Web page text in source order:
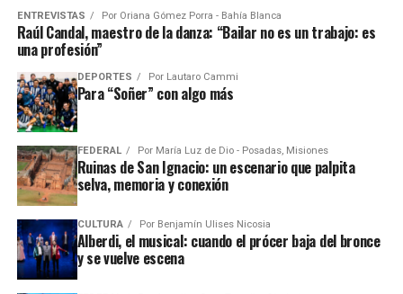
ENTREVISTAS Por Oriana Gómez Porra - Bahía Blanca
Raúl Candal, maestro de la danza: “Bailar no es un trabajo: es
una profesión”
DEPORTES Por Lautaro Cammi
Para “Soñer” con algo más
FEDERAL Por María Luz de Dio - Posadas, Misiones
Ruinas de San Ignacio: un escenario que palpita
selva, memoria y conexión
CULTURA Por Benjamín Ulises Nicosia
Alberdi, el musical: cuando el prócer baja del bronce
y se vuelve escena